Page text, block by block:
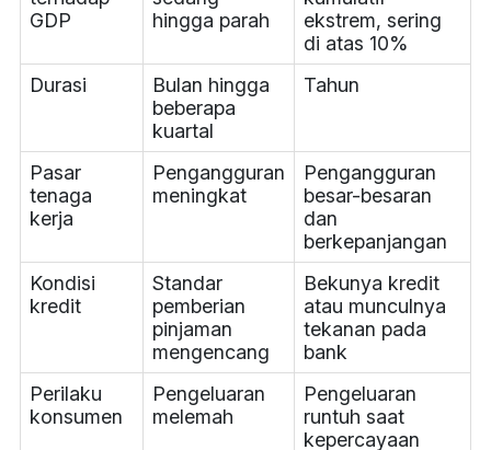
GDP
hingga parah
ekstrem, sering
di atas 10%
Durasi
Bulan hingga
beberapa
kuartal
Tahun
Pasar
tenaga
kerja
Pengangguran
meningkat
Pengangguran
besar-besaran
dan
berkepanjangan
Kondisi
kredit
Standar
pemberian
pinjaman
mengencang
Bekunya kredit
atau munculnya
tekanan pada
bank
Perilaku
konsumen
Pengeluaran
melemah
Pengeluaran
runtuh saat
kepercayaan